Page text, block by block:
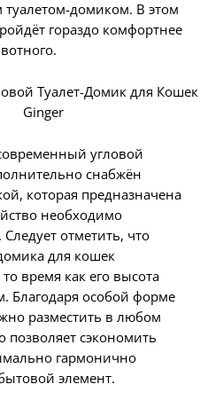
домиком. В этом
гораздо комфортнее
угловой
снабжён
которая предназначена
необходимо
отметить, что
для кошек
время как его высота
Благодаря особой форме
разместить в любом
позволяет сэкономить
гармонично
элемент.